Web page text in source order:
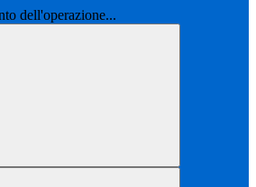
dell'operazione...